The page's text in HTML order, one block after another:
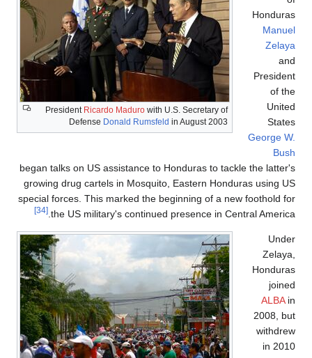
PresidentRicardo Madurowith U.S. Secretary of
DefenseDonald Rumsfeldin August 2003
began talks on US assistance to Honduras to tackle the
growing drug cartels in Mosquito, Eastern Honduras
special forces. This marked the beginning of a new
the US military's continued presence in Central
[34]